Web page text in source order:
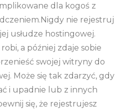
dla kogoś z
nie rejestruj
usłudze hostingowej.
a później zdaje sobie
swojej witryny do
Może się tak zdarzyć, gdy
i upadnie lub z innych
się, że rejestrujesz